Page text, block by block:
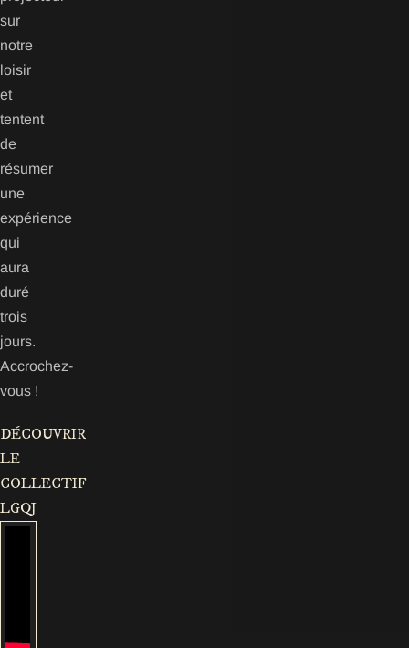
sur
notre
loisir
et
tentent
de
résumer
une
expérience
qui
aura
duré
trois
jours.
Accrochez-
vous !
DÉCOUVRIR
LE
COLLECTIF
LGQJ